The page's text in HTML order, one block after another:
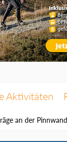
Aktivitäten
an der